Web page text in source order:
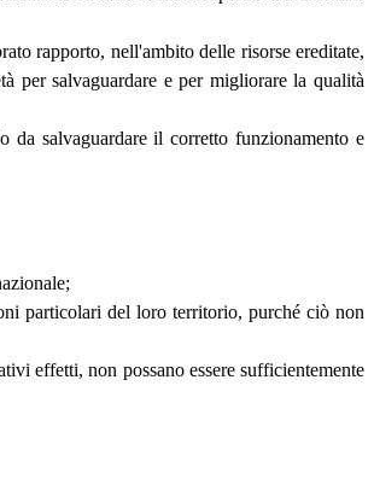
rapporto, nell'ambito delle risorse ereditate,
per salvaguardare e per migliorare la qualità
da salvaguardare il corretto funzionamento e
particolari del loro territorio, purché ciò non
effetti, non possano essere sufficientemente